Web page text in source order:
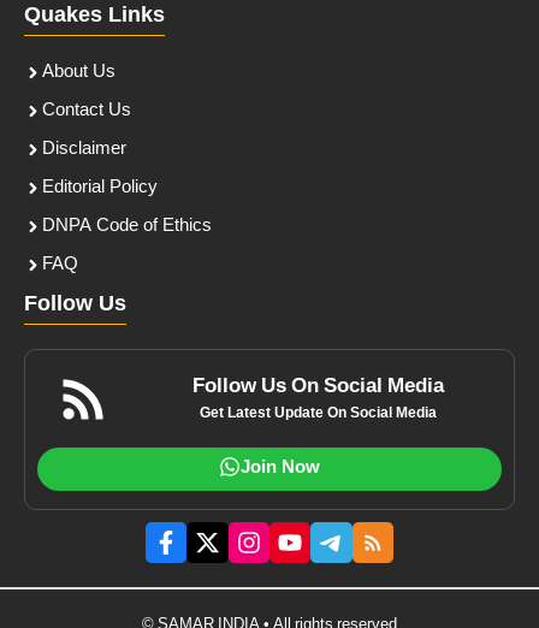
Quakes Links
About Us
Contact Us
Disclaimer
Editorial Policy
DNPA Code of Ethics
FAQ
Follow Us
Follow Us On Social Media
Get Latest Update On Social Media
Join Now